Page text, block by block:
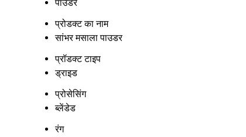
पाउडर
प्रोडक्ट का नाम
सांभर मसाला पाउडर
प्रॉडक्ट टाइप
ड्राइड
प्रोसेसिंग
ब्लेंडेड
रंग